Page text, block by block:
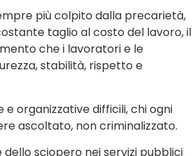
più colpito dalla precarietà,
taglio al costo del lavoro, il
che i lavoratori e le
stabilità, rispetto e
organizzative difficili, chi ogni
ascoltato, non criminalizzato.
sciopero nei servizi pubblici